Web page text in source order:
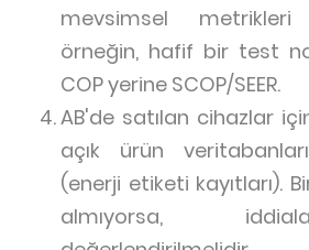
mevsimsel metrikleri
örneğin, hafif bir test
COP yerine SCOP/SEER.
AB'de satılan cihazlar
açık ürün
(enerji etiketi kayıtları).
almıyorsa,